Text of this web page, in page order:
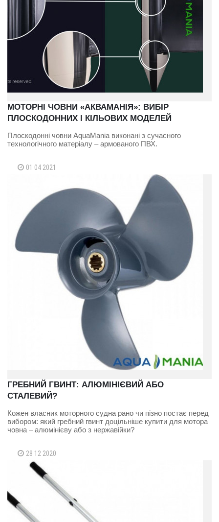
МОТОРНІ ЧОВНИ «АКВАМАНІЯ»: ВИБІР
ПЛОСКОДОННИХ І КІЛЬОВИХ МОДЕЛЕЙ
Плоскодонні човни AquaMania виконані з сучасного
технологічного матеріалу – армованого ПВХ.
01 04 2021
ГРЕБНИЙ ГВИНТ: АЛЮМІНІЄВИЙ АБО
СТАЛЕВИЙ?
Кожен власник моторного судна рано чи пізно постає перед
вибором: який гребний гвинт доцільніше купити для мотора
човна – алюмінієву або з нержавійки?
28 12 2020